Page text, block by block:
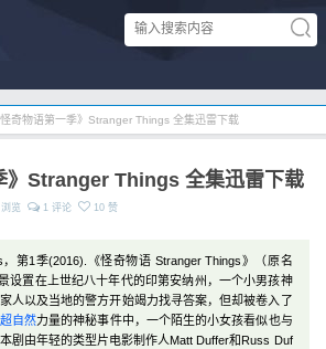
奇物语第一季》Stranger Things 全集迅雷下载
》Stranger Things 全集迅雷下载
览 1 评论 10 赞
第1季(2016).《怪奇物语 Stranger Things》（原名
设置在上世纪八十年代的印第安纳州，一个小男孩神
人以及当地的警方开始竭力找寻答案，但却被卷入了
超自然力量的神秘事件中，一个陌生的小女孩看似也与
剧由年轻的类型片电影制作人Matt Duffer和Russ Duf